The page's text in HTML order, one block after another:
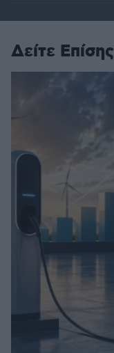
Δείτε Επίσης